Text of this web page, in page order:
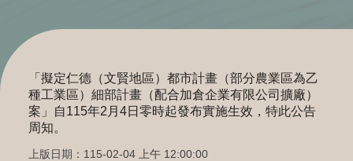
「擬定仁德（文賢地區）都市計畫（部分農業區為乙
種工業區）細部計畫（配合加倉企業有限公司擴廠）
案」自115年2月4日零時起發布實施生效，特此公告
周知。
上版日期：115-02-04 上午 12:00:00